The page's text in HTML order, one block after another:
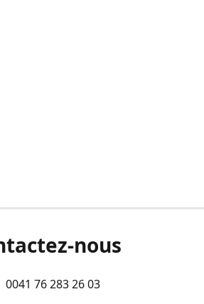
nous
0041 76 283 26 03